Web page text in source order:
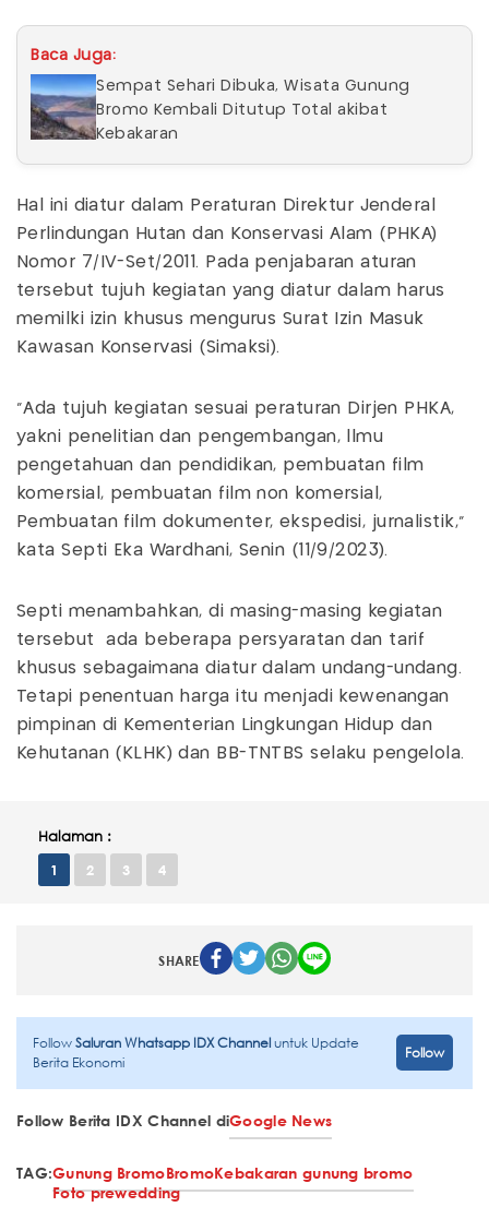
Baca Juga:
Sempat Sehari Dibuka, Wisata Gunung
Bromo Kembali Ditutup Total akibat
Kebakaran
Hal ini diatur dalam Peraturan Direktur Jenderal
Perlindungan Hutan dan Konservasi Alam (PHKA)
Nomor 7/IV-Set/2011. Pada penjabaran aturan
tersebut tujuh kegiatan yang diatur dalam harus
memilki izin khusus mengurus Surat Izin Masuk
Kawasan Konservasi (Simaksi).
"Ada tujuh kegiatan sesuai peraturan Dirjen PHKA,
yakni penelitian dan pengembangan, llmu
pengetahuan dan pendidikan, pembuatan film
komersial, pembuatan film non komersial,
Pembuatan film dokumenter, ekspedisi, jurnalistik,"
kata Septi Eka Wardhani, Senin (11/9/2023).
Septi menambahkan, di masing-masing kegiatan
tersebut ada beberapa persyaratan dan tarif
khusus sebagaimana diatur dalam undang-undang.
Tetapi penentuan harga itu menjadi kewenangan
pimpinan di Kementerian Lingkungan Hidup dan
Kehutanan (KLHK) dan BB-TNTBS selaku pengelola.
Halaman :
1 2 3 4
SHARE
FollowSaluran Whatsapp IDX Channeluntuk Update
Berita Ekonomi
Follow
Follow Berita IDX Channel diGoogle News
TAG:Gunung BromoBromoKebakaran gunung bromo
Foto prewedding